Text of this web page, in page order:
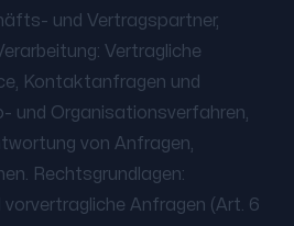
und Vertragspartner,
Vertragliche
Kontaktanfragen und
und Organisationsverfahren,
von Anfragen,
Rechtsgrundlagen:
Anfragen (Art. 6